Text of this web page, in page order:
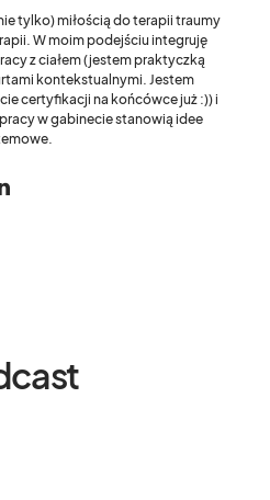
tylko) miłością do terapii traumy
W moim podejściu integruję
z ciałem (jestem praktyczką
kontekstualnymi. Jestem
certyfikacji na końcówce już :)) i
w gabinecie stanowią idee